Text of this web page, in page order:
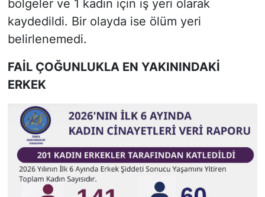
bölgeler ve 1 kadın için iş yeri olarak
kaydedildi. Bir olayda ise ölüm yeri
belirlenemedi.
FAİL ÇOĞUNLUKLA EN YAKININDAKİ
ERKEK